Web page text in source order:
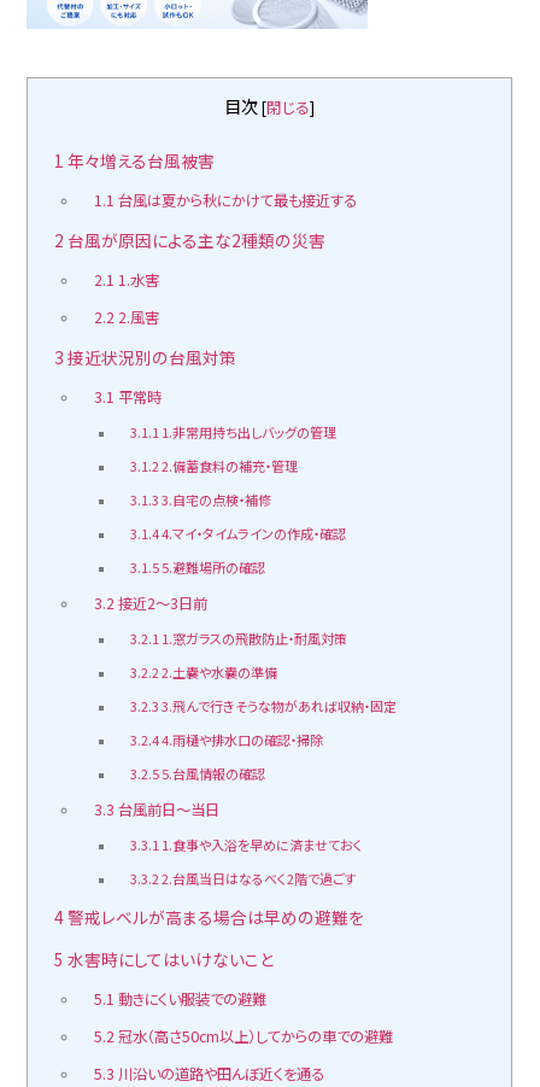
目次[閉じる]
1 年々増える台風被害
1.1 台風は夏から秋にかけて最も接近する
2 台風が原因による主な2種類の災害
2.1 1.水害
2.22.風害
3 接近状況別の台風対策
3.1 平常時
3.1.11.非常用持ち出しバッグの管理
3.1.22.備蓄食料の補充・管理
3.1.33.自宅の点検・補修
3.1.44.マイ・タイムラインの作成・確認
3.1.55.避難場所の確認
3.2接近2～3日前
3.2.11.窓ガラスの飛散防止・耐風対策
3.2.22.土嚢や水嚢の準備
3.2.33.飛んで行きそうな物があれば収納・固定
3.2.44.雨樋や排水口の確認・掃除
3.2.55.台風情報の確認
3.3 台風前日～当日
3.3.11.食事や入浴を早めに済ませておく
3.3.22.台風当日はなるべく2階で過ごす
4警戒レベルが高まる場合は早めの避難を
5 水害時にしてはいけないこと
5.1 動きにくい服装での避難
5.2冠水（高さ50cm以上）してからの車での避難
5.3 川沿いの道路や田んぼ近くを通る